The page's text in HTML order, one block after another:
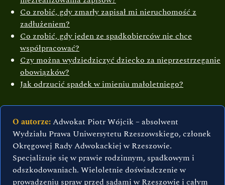
Co zrobić, gdy zmarły zapisał mi nieruchomość z
zadłużeniem?
Co zrobić, gdy jeden ze spadkobierców nie chce
współpracować?
Czy można wydziedziczyć dziecko za nieprzestrzeganie
obowiązków?
Jak odrzucić spadek w imieniu małoletniego?
O autorze:Adwokat Piotr Wójcik – absolwent
Wydziału Prawa Uniwersytetu Rzeszowskiego, członek
Okręgowej Rady Adwokackiej w Rzeszowie.
Specjalizuje się w prawie rodzinnym, spadkowym i
odszkodowaniach. Wieloletnie doświadczenie w
prowadzeniu spraw przed sądami w Rzeszowie i całym